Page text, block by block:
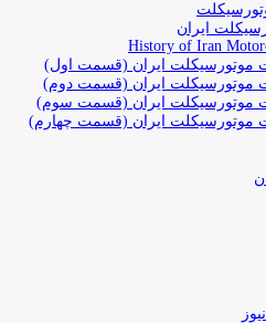
ایران
History of Iran
موتورسیکلت ایران (قسمت اول)
موتورسیکلت ایران (قسمت دوم)
موتورسیکلت ایران (قسمت سوم)
موتورسیکلت ایران (قسمت چهارم)